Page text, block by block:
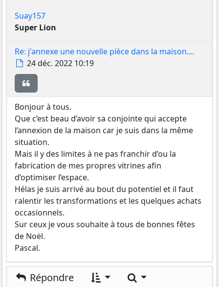
Suay157
Super Lion
Re: j'annexe une nouvelle pièce dans la maison....
Message
24 déc. 2022 10:19
Bonjour à tous.
Que c’est beau d’avoir sa conjointe qui accepte
l’annexion de la maison car je suis dans la même
situation.
Mais il y des limites à ne pas franchir d’ou la
fabrication de mes propres vitrines afin
d’optimiser l’espace.
Hélas je suis arrivé au bout du potentiel et il faut
ralentir les transformations et les quelques achats
occasionnels.
Sur ceux je vous souhaite à tous de bonnes fêtes
de Noël.
Pascal.
Répondre Rechercher